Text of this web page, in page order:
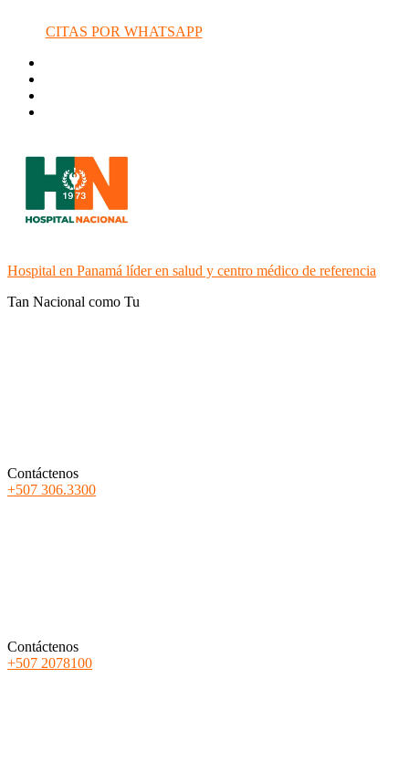
CITAS POR WHATSAPP
Hospital en Panamá líder en salud y centro médico de referencia
Tan Nacional como Tu
Contáctenos
+507 306.3300
Contáctenos
+507 2078100